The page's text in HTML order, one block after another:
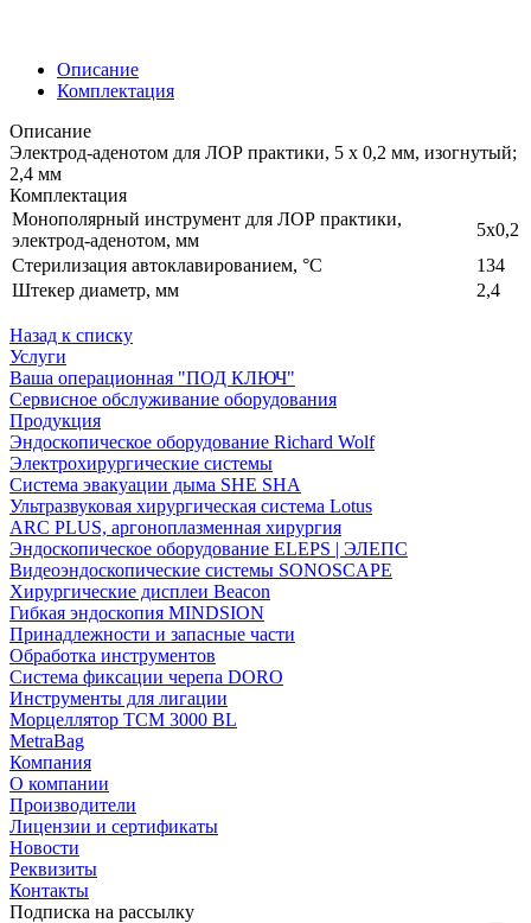
Описание
Комплектация
Описание
Электрод-аденотом для ЛОР практики, 5 х 0,2 мм, изогнутый;
2,4 мм
Комплектация
Монополярный инструмент для ЛОР практики,
электрод-аденотом, мм
5х0,2
Стерилизация автоклавированием, °С
134
Штекер диаметр, мм
2,4
Назад к списку
Услуги
Ваша операционная "ПОД КЛЮЧ"
Сервисное обслуживание оборудования
Продукция
Эндоскопическое оборудование Richard Wolf
Электрохирургические системы
Система эвакуации дыма SHE SHA
Ультразвуковая хирургическая система Lotus
ARC PLUS, аргоноплазменная хирургия
Эндоскопическое оборудование ELEPS | ЭЛЕПС
Видеоэндоскопические системы SONOSCAPE
Хирургические дисплеи Beacon
Гибкая эндоскопия MINDSION
Принадлежности и запасные части
Обработка инструментов
Система фиксации черепа DORO
Инструменты для лигации
Морцеллятор ТСМ 3000 BL
MetraBag
Компания
О компании
Производители
Лицензии и сертификаты
Новости
Реквизиты
Контакты
Подписка на рассылку